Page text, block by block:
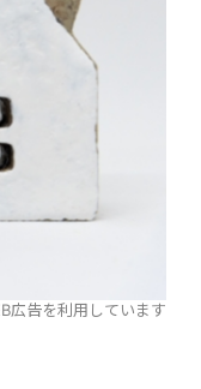
広告を利用しています